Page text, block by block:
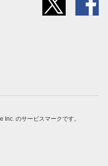
のサービスマークです。